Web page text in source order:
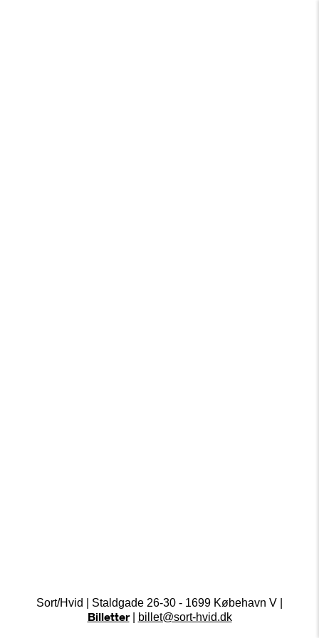
Sort/Hvid | Staldgade 26-30 - 1699 Købehavn V |
Billetter| billet@sort-hvid.dk